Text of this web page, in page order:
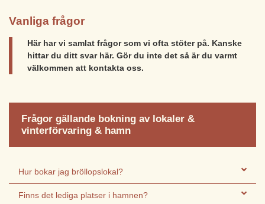
Vanliga frågor
Här har vi samlat frågor som vi ofta stöter på. Kanske
hittar du ditt svar här. Gör du inte det så är du varmt
välkommen att kontakta oss.
Frågor gällande bokning av lokaler &
vinterförvaring & hamn
Hur bokar jag bröllopslokal?
Finns det lediga platser i hamnen?